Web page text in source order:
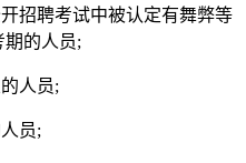
招聘考试中被认定有舞弊等
期的人员;
人员;
员;